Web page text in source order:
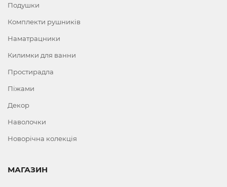
Подушки
Комплекти рушників
Наматрацники
Килимки для ванни
Простирадла
Піжами
Декор
Наволочки
Новорічна колекція
МАГАЗИН